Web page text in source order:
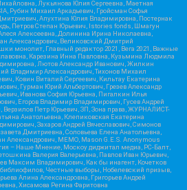
Лукьянова Юлия Сергеевна, Маетная
Рубин Михаил Аркадьевич, Гройсман Софья
Апухтина Юлия Владимировна, Постернак
Петров Степан Юрьевич, Istories fonds, Шмагун
Алексеевна, Долинина Ирина Николаевна,
Александрович, Великовский Дмитрий
монолит, Главный редактор 2021, Вега 2021, Важные
Карезина Инна Павловна, Кузьмина Людмила
Лютов Александр Иванович, Жилкин
Владимир Александрович, Тихонов Михаил
Ковин Виталий Сергеевич, Кильтау Екатерина
Гурман Юрий Альбертович, Грезев Александр
Иванова София Юрьевна, Пигалкин Илья
Егоров Владимир Владимирович, Гусев Андрей
Верзилов Петр Юрьевич, ЗП, Зона права, ЖУРНАЛИСТ-
Анатольевна, Клепиковская Екатерина
Захаров Андрей Вячеславович, Симонов
Дмитриевна, Соловьева Елена Анатольевна,
Александрович, МЕМО, Mason G.E.S. Anonymous
– Наше Мнение, Москоу диджитал медиа, РС-Балт,
Валерия Валерьевна, Павлов Иван Юрьевич,
Максим Владимирович, Как бы инагент, Кочетков
Честные выборы, Нобелевский призыв,
Алина Александровна, Григорьев Андрей
Хисамова Регина Фаритовна